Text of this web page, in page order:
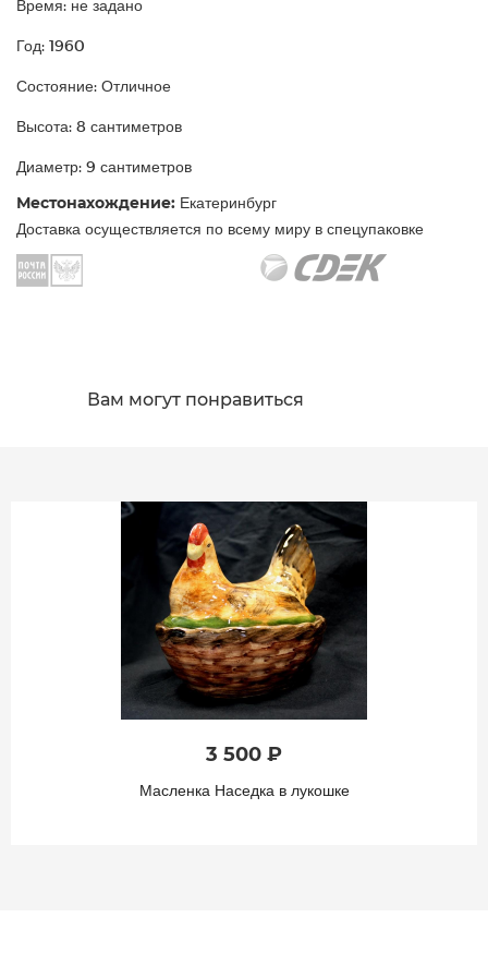
Время: не задано
Год: 1960
Состояние: Отличное
Высота: 8 сантиметров
Диаметр: 9 сантиметров
Местонахождение: Екатеринбург
Доставка осуществляется по всему миру в спецупаковке
Вам могут понравиться
3 500 ₽
Масленка Наседка в лукошке